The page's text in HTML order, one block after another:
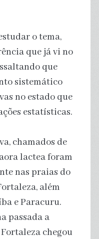
o tema,
que já vi no
que
sistemático
no estado que
estatísticas.
chamados de
lactea foram
nas praias do
além
e Paracuru.
passada a
chegou